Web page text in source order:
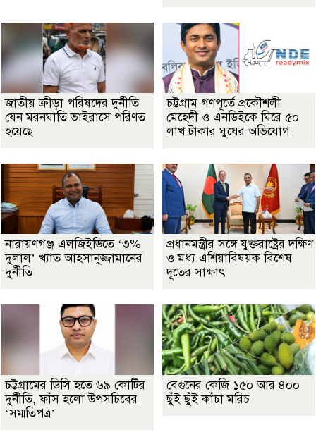
জাতীয় ক্রীড়া পরিষদের দুর্নীতি
যেন মরনঘাতি ভাইরাসে পরিণত
হয়েছে
চট্টগ্রাম গণপূর্তে প্রকৌশলী
মেহেদী ও এনডিইকে ঘিরে ৫০
লাখ টাকার ঘুষের অভিযোগ
নারায়ণগঞ্জ এলজিইডিতে ‘৩%
দুলাল’ খ্যাত আহসানুজ্জামানের
দুর্নীতি
প্রধানমন্ত্রীর সঙ্গে যুক্তরাষ্ট্রের দক্ষিণ
ও মধ্য এশিয়াবিষয়ক বিশেষ
দূতের সাক্ষাৎ
চট্টগ্রামের ডিসি হতে ৬৯ কোটির
দুর্নীতি, ফাঁস হলো উপসচিবের
‘সম্মতিপত্র’
বেগুনের কেজি ১৫০ আর ৪০০
ছুঁই ছুঁই কাঁচা মরিচ